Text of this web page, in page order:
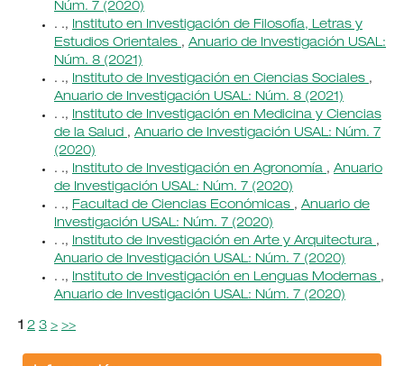
Núm. 7 (2020)
. ., Instituto en Investigación de Filosofía, Letras y
Estudios Orientales , Anuario de Investigación USAL:
Núm. 8 (2021)
. ., Instituto de Investigación en Ciencias Sociales ,
Anuario de Investigación USAL: Núm. 8 (2021)
. ., Instituto de Investigación en Medicina y Ciencias
de la Salud , Anuario de Investigación USAL: Núm. 7
(2020)
. ., Instituto de Investigación en Agronomía , Anuario
de Investigación USAL: Núm. 7 (2020)
. ., Facultad de Ciencias Económicas , Anuario de
Investigación USAL: Núm. 7 (2020)
. ., Instituto de Investigación en Arte y Arquitectura ,
Anuario de Investigación USAL: Núm. 7 (2020)
. ., Instituto de Investigación en Lenguas Modernas ,
Anuario de Investigación USAL: Núm. 7 (2020)
1 2 3 > >>